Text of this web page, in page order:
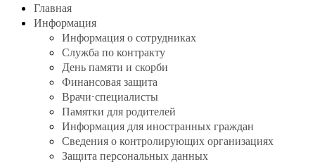
Главная
Информация
Информация о сотрудниках
Служба по контракту
День памяти и скорби
Финансовая защита
Врачи-специалисты
Памятки для родителей
Информация для иностранных граждан
Сведения о контролирующих организациях
Защита персональных данных